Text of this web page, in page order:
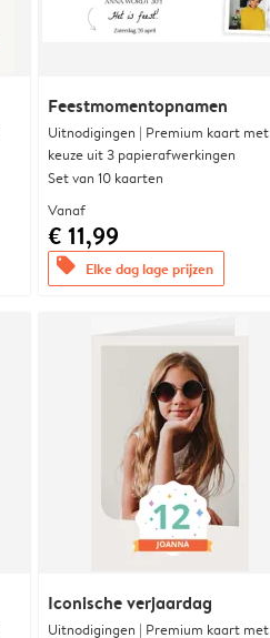
Feestmomentopnamen
Uitnodigingen | Premium kaart met
keuze uit 3 papierafwerkingen
Set van 10 kaarten
Vanaf
€ 11,99
offers Elke dag lage prijzen
Iconische verjaardag
Uitnodigingen | Premium kaart met